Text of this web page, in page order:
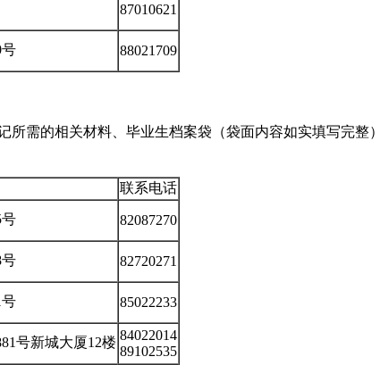
87010621
88021709
需的相关材料、毕业生档案袋（袋面内容如实填写完整
联系电话
82087270
82720271
85022233
号新城大厦12楼 84022014
89102535